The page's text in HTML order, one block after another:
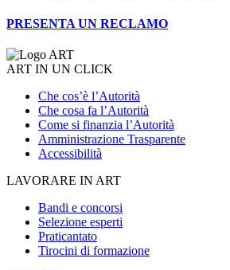
PRESENTA UN RECLAMO
ART IN UN CLICK
Che cos’è l’Autorità
Che cosa fa l’Autorità
Come si finanzia l’Autorità
Amministrazione Trasparente
Accessibilità
LAVORARE IN ART
Bandi e concorsi
Selezione esperti
Praticantato
Tirocini di formazione